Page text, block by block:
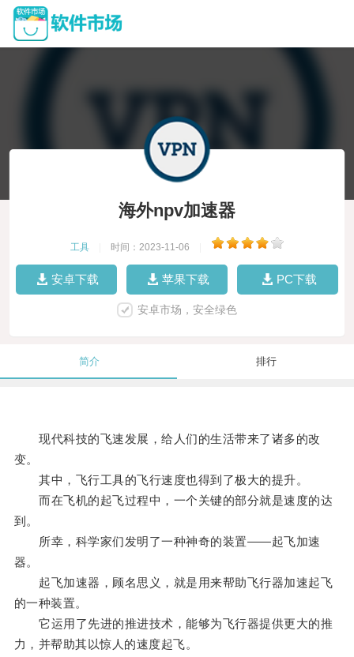
海外npv加速器
工具 时间：2023-11-06
安卓下载 苹果下载 PC下载
安卓市场，安全绿色
简介 排行
现代科技的飞速发展，给人们的生活带来了诸多的改
变。
其中，飞行工具的飞行速度也得到了极大的提升。
而在飞机的起飞过程中，一个关键的部分就是速度的达
到。
所幸，科学家们发明了一种神奇的装置——起飞加速
器。
起飞加速器，顾名思义，就是用来帮助飞行器加速起飞
的一种装置。
它运用了先进的推进技术，能够为飞行器提供更大的推
力，并帮助其以惊人的速度起飞。